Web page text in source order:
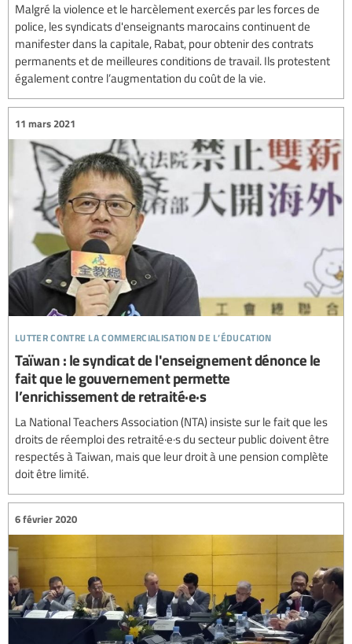
Malgré la violence et le harcèlement exercés par les forces de
police, les syndicats d'enseignants marocains continuent de
manifester dans la capitale, Rabat, pour obtenir des contrats
permanents et de meilleures conditions de travail. Ils protestent
également contre l’augmentation du coût de la vie.
lutter contre la commercialisation de l’éducation
11 mars 2021
Taïwan : le syndicat de l'enseignement dénonce le
fait que le gouvernement permette
l’enrichissement de retraité·e·s
La National Teachers Association (NTA) insiste sur le fait que les
droits de réemploi des retraité·e·s du secteur public doivent être
respectés à Taiwan, mais que leur droit à une pension complète
doit être limité.
6 février 2020